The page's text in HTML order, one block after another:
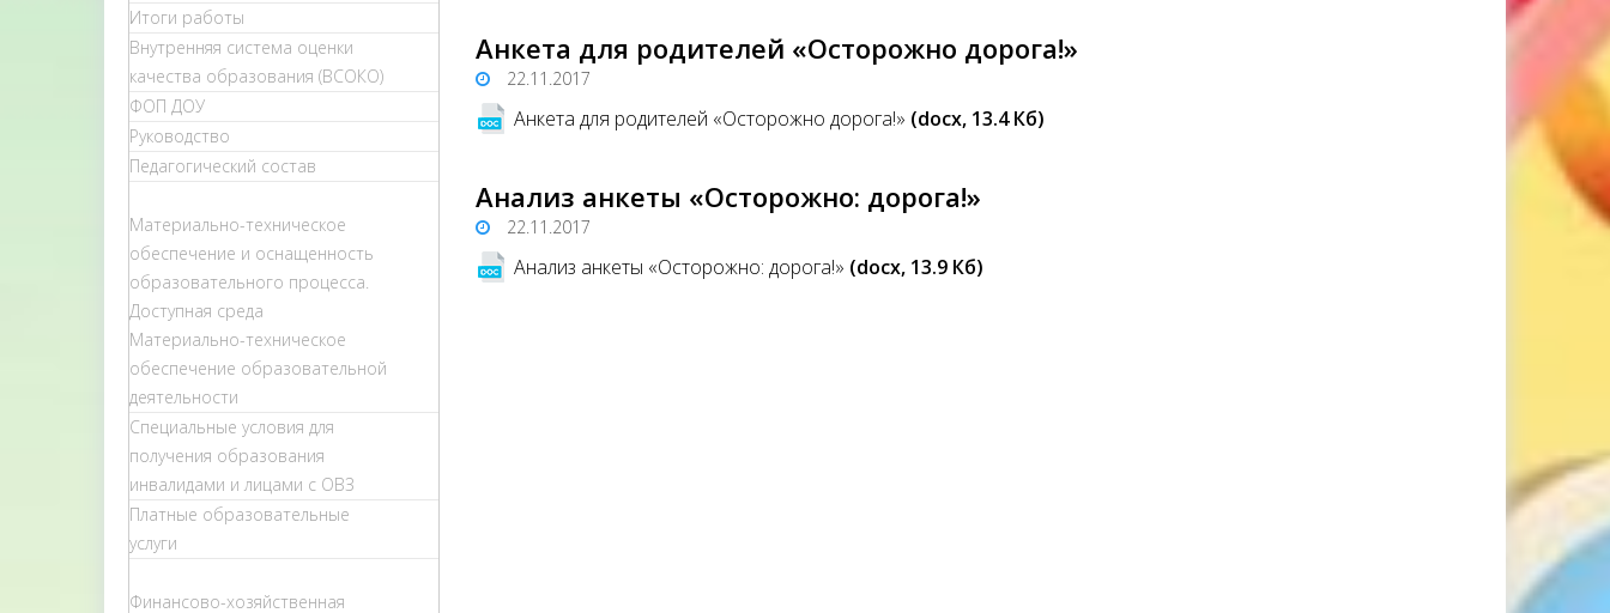
Итоги работы
Внутренняя система оценки
качества образования (ВСОКО)
ФОП ДОУ
Руководство
Педагогический состав
Материально-техническое
обеспечение и оснащенность
образовательного процесса.
Доступная среда
Материально-техническое
обеспечение образовательной
деятельности
Специальные условия для
получения образования
инвалидами и лицами с ОВЗ
Платные образовательные
услуги
Финансово-хозяйственная
Анкета для родителей «Осторожно дорога!»
22.11.2017
Анкета для родителей «Осторожно дорога!» (docx, 13.4 Кб)
Анализ анкеты «Осторожно: дорога!»
22.11.2017
Анализ анкеты «Осторожно: дорога!» (docx, 13.9 Кб)